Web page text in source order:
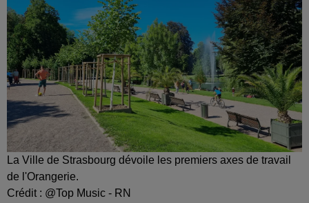
La Ville de Strasbourg dévoile les premiers axes de travail
de l'Orangerie.
Crédit : @Top Music - RN